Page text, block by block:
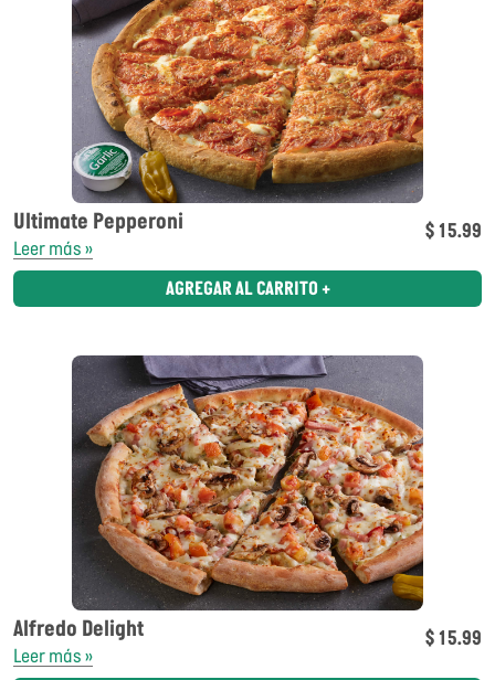
Ultimate Pepperoni
Leer más »
$ 15.99
AGREGAR AL CARRITO +
Alfredo Delight
Leer más »
$ 15.99